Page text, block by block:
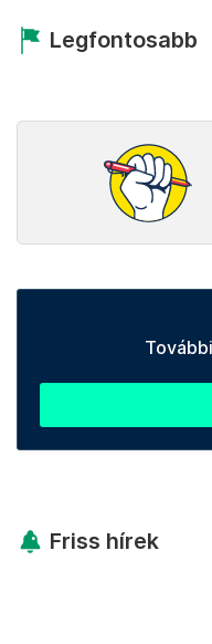
Legfontosabb
Friss hírek